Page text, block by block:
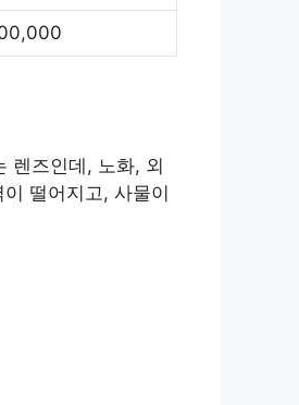
렌즈인데, 노화, 외
떨어지고, 사물이